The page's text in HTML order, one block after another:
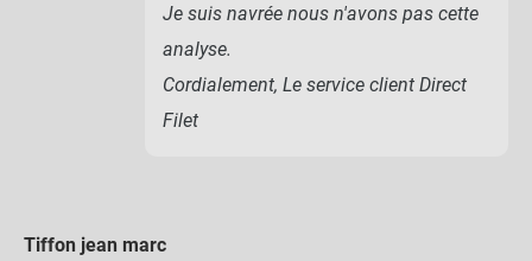
Je suis navrée nous n'avons pas cette
analyse.
Cordialement, Le service client Direct
Filet
Tiffon jean marc